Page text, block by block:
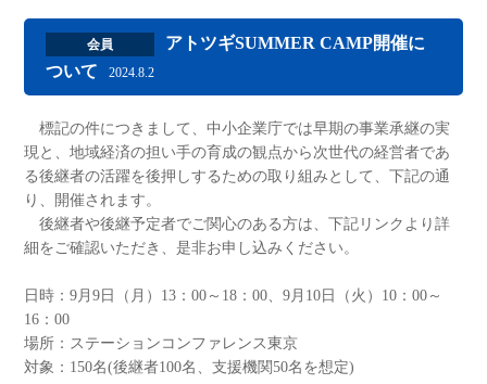
会員
アトツギSUMMER CAMP開催に
ついて
2024.8.2
標記の件につきまして、中小企業庁では早期の事業承継の実
現と、地域経済の担い手の育成の観点から次世代の経営者であ
る後継者の活躍を後押しするための取り組みとして、下記の通
り、開催されます。
後継者や後継予定者でご関心のある方は、下記リンクより詳
細をご確認いただき、是非お申し込みください。
日時：9月9日（月）13：00～18：00、9月10日（火）10：00～
16：00
場所：ステーションコンファレンス東京
対象：150名(後継者100名、支援機関50名を想定)